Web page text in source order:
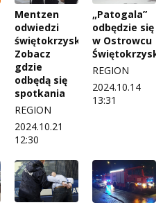
Mentzen
odwiedzi
świętokrzyskie.
Zobacz
gdzie
odbędą się
spotkania
REGION
2024.10.21
12:30
„Patogala”
odbędzie się
w Ostrowcu
REGION
2024.10.14
13:31